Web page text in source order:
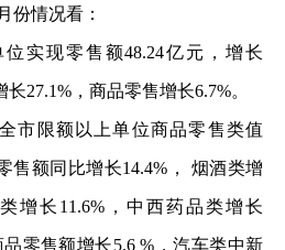
情况看：
现零售额48.24亿元，增长
27.1%，商品零售增长6.7%。
限额以上单位商品零售类值
售额同比增长14.4%， 烟酒类增
增长11.6%，中西药品类增长
零售额增长5.6 %，汽车类中新